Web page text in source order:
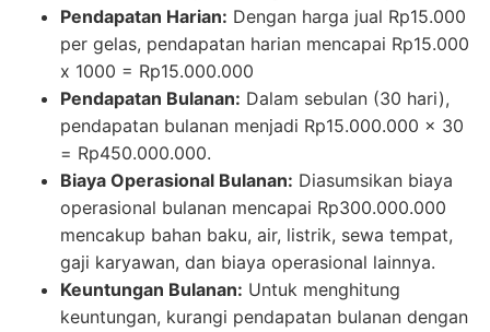
Pendapatan Harian: Dengan harga jual Rp15.000
per gelas, pendapatan harian mencapai Rp15.000
x 1000 = Rp15.000.000
Pendapatan Bulanan: Dalam sebulan (30 hari),
pendapatan bulanan menjadi Rp15.000.000 x 30
= Rp450.000.000.
Biaya Operasional Bulanan: Diasumsikan biaya
operasional bulanan mencapai Rp300.000.000
mencakup bahan baku, air, listrik, sewa tempat,
gaji karyawan, dan biaya operasional lainnya.
Keuntungan Bulanan: Untuk menghitung
keuntungan, kurangi pendapatan bulanan dengan